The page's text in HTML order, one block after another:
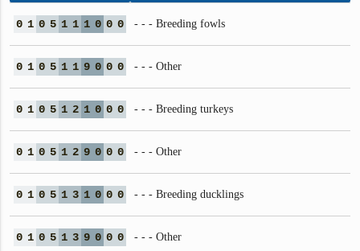
0 1 0 5 1 1 1 0 0 0 - - - Breeding fowls
0 1 0 5 1 1 9 0 0 0 - - - Other
0 1 0 5 1 2 1 0 0 0 - - - Breeding turkeys
0 1 0 5 1 2 9 0 0 0 - - - Other
0 1 0 5 1 3 1 0 0 0 - - - Breeding ducklings
0 1 0 5 1 3 9 0 0 0 - - - Other